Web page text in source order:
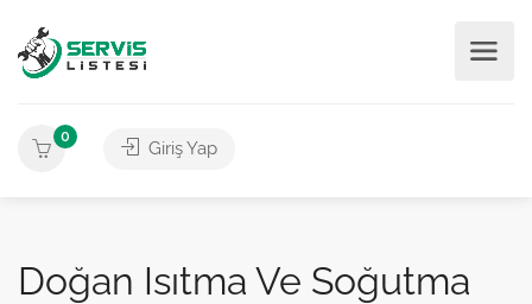
0
Giriş Yap
Doğan Isıtma Ve Soğutma